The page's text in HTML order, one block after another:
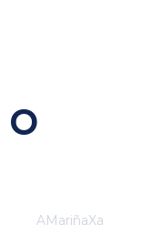
AMariñaXa